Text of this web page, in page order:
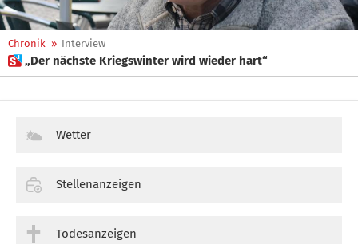
Chronik » Interview
 „Der nächste Kriegswinter wird wieder hart“
Wetter
Stellenanzeigen
Todesanzeigen